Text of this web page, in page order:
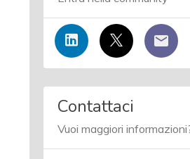
Contattaci
Vuoi maggiori